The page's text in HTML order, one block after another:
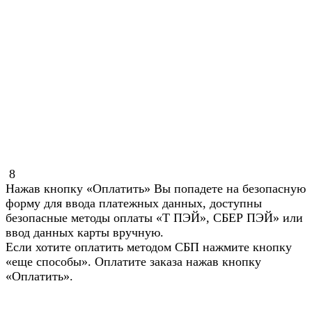
8
Нажав кнопку «Оплатить» Вы попадете на безопасную
форму для ввода платежных данных, доступны
безопасные методы оплаты «Т ПЭЙ», СБЕР ПЭЙ» или
ввод данных карты вручную.
Если хотите оплатить методом СБП нажмите кнопку
«еще способы». Оплатите заказа нажав кнопку
«Оплатить».